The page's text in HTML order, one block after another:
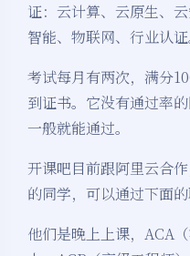
证：云计算、云原生、
智能、物联网、行业认证
考试每月有两次，满分
到证书。它没有通过率
一般就能通过。
开课吧目前跟阿里云合
的同学，可以通过下面
他们是晚上上课，ACA